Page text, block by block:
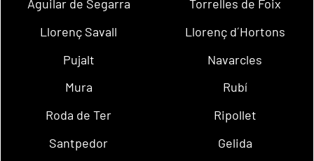
Aguilar de Segarra
Torrelles de Foix
Llorenç Savall
Llorenç d´Hortons
Pujalt
Navarcles
Mura
Rubí
Roda de Ter
Ripollet
Santpedor
Gelida